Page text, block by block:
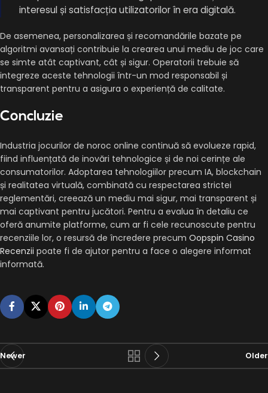
interesul și satisfacția utilizatorilor în era digitală.
De asemenea, personalizarea și recomandările bazate pe
algoritmi avansați contribuie la crearea unui mediu de joc care
se simte atât captivant, cât și sigur. Operatorii trebuie să
integreze aceste tehnologii într-un mod responsabil și
transparent pentru a asigura o experiență de calitate.
Concluzie
Industria jocurilor de noroc online continuă să evolueze rapid,
fiind influențată de inovări tehnologice și de noi cerințe ale
consumatorilor. Adoptarea tehnologiilor precum IA, blockchain
și realitatea virtuală, combinată cu respectarea strictei
reglementări, creează un mediu mai sigur, mai transparent și
mai captivant pentru jucători. Pentru a evalua în detaliu ce
oferă anumite platforme, cum ar fi cele recunoscute pentru
recenziile lor, o resursă de încredere precum Oopspin Casino
Recenzii poate fi de ajutor pentru a face o alegere informat
informată.
Newer Older